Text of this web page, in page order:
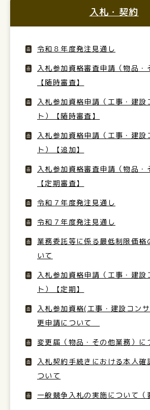
入札・契約
令和８年度発注見通し
入札参加資格審査申請（物品・
【随時審査】
入札参加資格申請（工事・建設
ト）【随時審査】
入札参加資格申請（工事・建設
ト）【追加】
入札参加資格審査申請（物品・
【定期審査】
令和７年度発注見通し
令和７年度発注見通し
業務委託等に係る最低制限価格
いて
入札参加資格申請（工事・建設
ト）【定期】
入札参加資格(工事・建設コン
更申請について
変更届（物品・その他業務）に
入札契約手続きにおける本人確
ついて
一般競争入札の実施について（